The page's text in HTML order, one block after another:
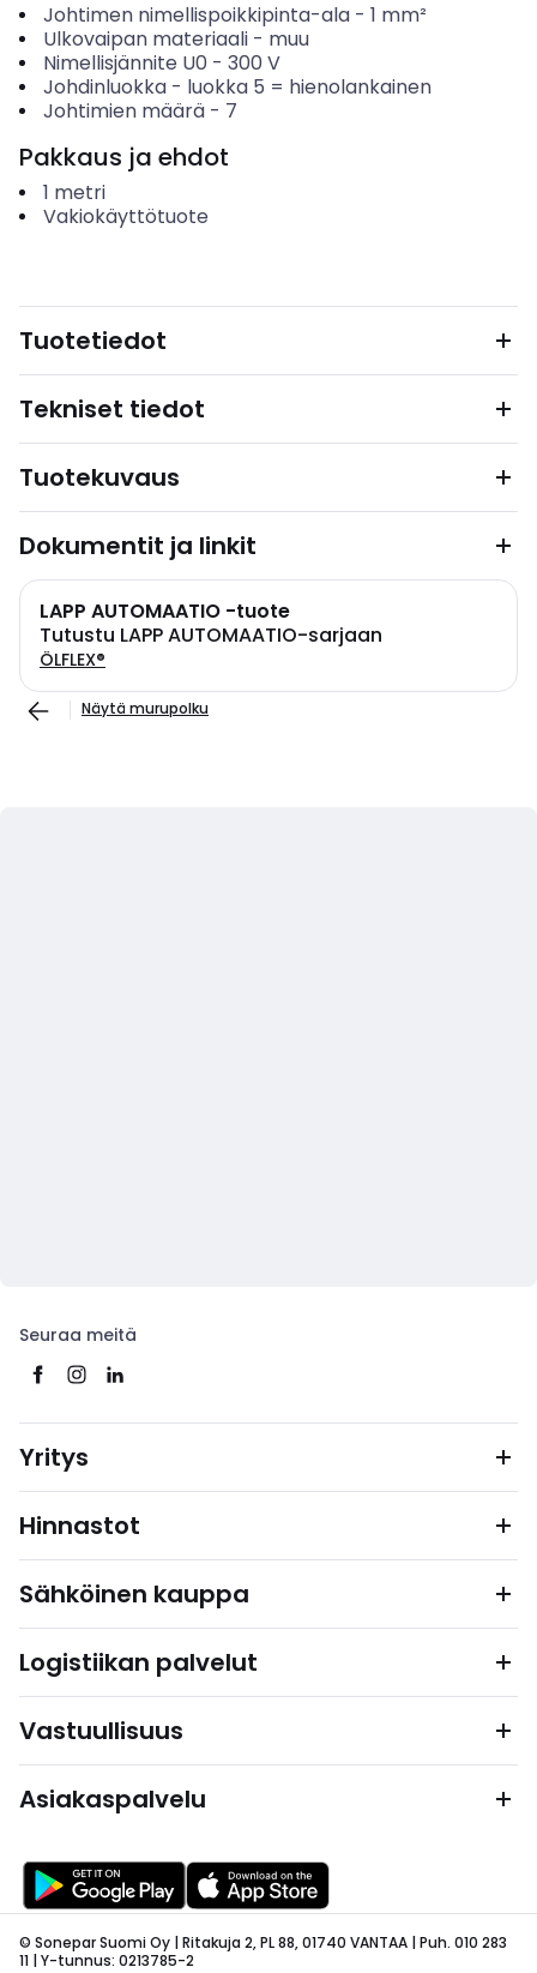
Johtimen nimellispoikkipinta-ala- 1 mm²
Ulkovaipan materiaali- muu
Nimellisjännite U0 - 300 V
Johdinluokka- luokka 5 = hienolankainen
Johtimien määrä- 7
Pakkaus ja ehdot
1 metri
Vakiokäyttötuote
Tuotetiedot
Tekniset tiedot
Tuotekuvaus
Dokumentit ja linkit
LAPP AUTOMAATIO -tuote
Tutustu LAPP AUTOMAATIO-sarjaan
ÖLFLEX®
Näytä murupolku
Seuraa meitä
Yritys
Hinnastot
Sähköinen kauppa
Logistiikan palvelut
Vastuullisuus
Asiakaspalvelu
© Sonepar Suomi Oy | Ritakuja 2, PL 88, 01740 VANTAA | Puh. 010 283
11 | Y-tunnus: 0213785-2